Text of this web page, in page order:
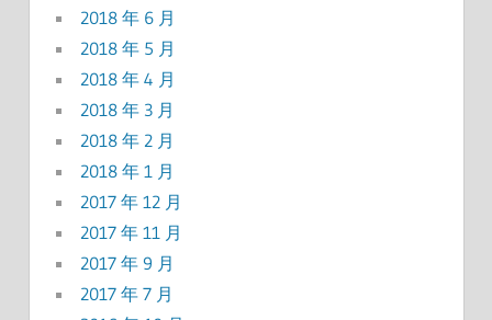
2018 年 6 月
2018 年 5 月
2018 年 4 月
2018 年 3 月
2018 年 2 月
2018 年 1 月
2017 年 12 月
2017 年 11 月
2017 年 9 月
2017 年 7 月